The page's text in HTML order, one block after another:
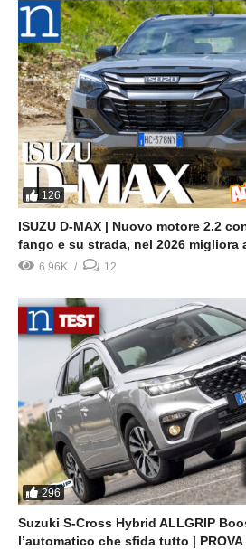
126
ISUZU D-MAX | Nuovo motore 2.2
fango e su strada, nel 2026 migliora
6.96K 12
296
Suzuki S-Cross Hybrid ALLGRIP
l’automatico che sfida tutto | PROVA